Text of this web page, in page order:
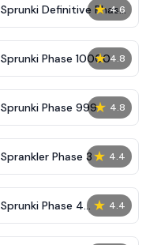
★ 4.6
Sprunki Definitive Phase
7
★ 4.8
Sprunki Phase 10000
★ 4.8
Sprunki Phase 999
★ 4.4
Sprankler Phase 3
★ 4.4
Sprunki Phase 4
Alternate Edition